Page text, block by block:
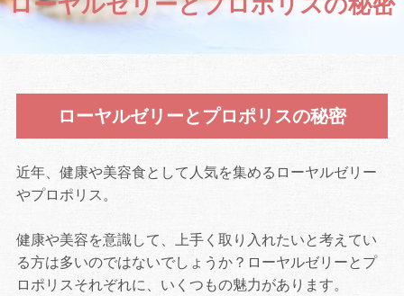
ローヤルゼリーとプロポリスの秘密
近年、健康や美容食として人気を集めるローヤルゼリー
やプロポリス。
健康や美容を意識して、上手く取り入れたいと考えてい
る方は多いのではないでしょうか？ローヤルゼリーとプ
ロポリスそれぞれに、いくつもの魅力があります。